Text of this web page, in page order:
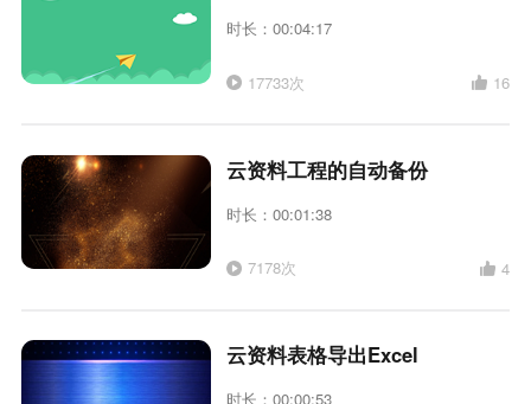
时长：00:04:17
17733次 16
云资料工程的自动备份
时长：00:01:38
7178次 4
云资料表格导出Excel
时长：00:00:53